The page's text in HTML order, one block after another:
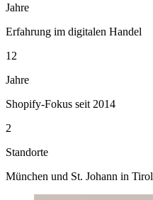
Jahre
Erfahrung im digitalen Handel
12
Jahre
Shopify-Fokus seit 2014
2
Standorte
München und St. Johann in Tirol